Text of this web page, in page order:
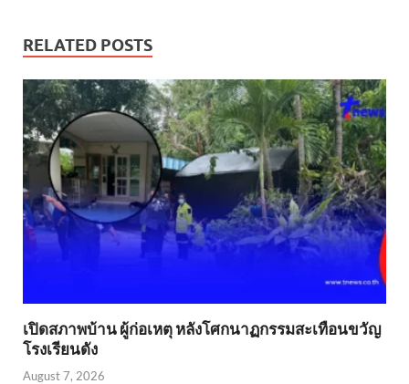
RELATED POSTS
เปิดสภาพบ้าน ผู้ก่อเหตุ หลังโศกนาฏกรรมสะเทือนขวัญ
โรงเรียนดัง
August 7, 2026